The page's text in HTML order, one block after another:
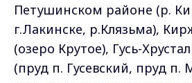
Петушинском районе (р.
г.Лакинске, р.Клязьма),
(озеро Крутое), Гусь-
(пруд п. Гусевский, пруд п.